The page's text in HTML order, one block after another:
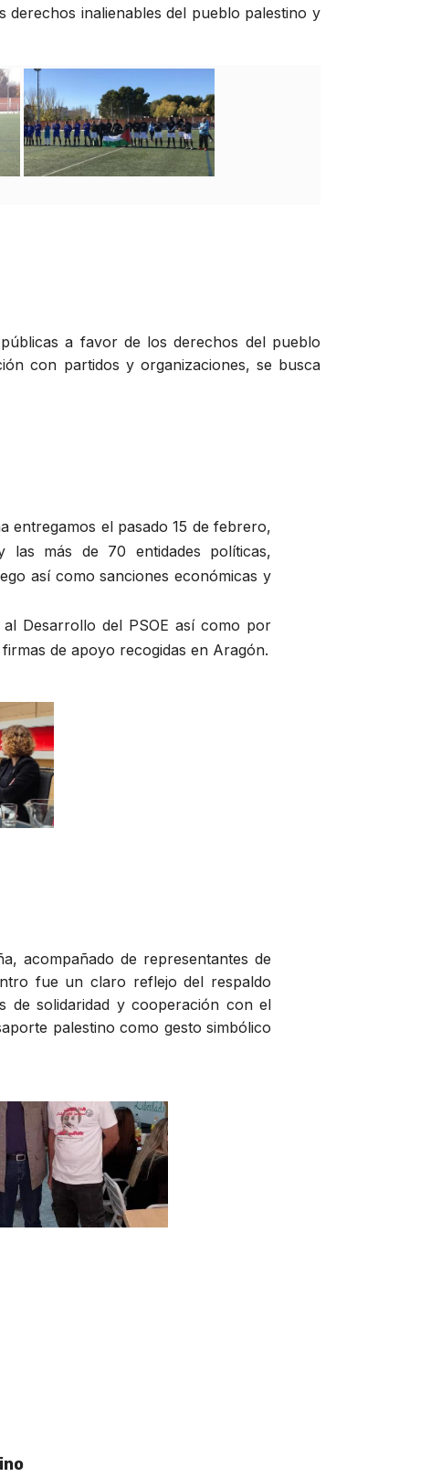
inalienables del pueblo palestino y
a favor de los derechos del pueblo
con partidos y organizaciones, se busca
entregamos el pasado 15 de febrero,
las más de 70 entidades políticas,
así como sanciones económicas y
Desarrollo del PSOE así como por
de apoyo recogidas en Aragón.
acompañado de representantes de
fue un claro reflejo del respaldo
de solidaridad y cooperación con el
palestino como gesto simbólico